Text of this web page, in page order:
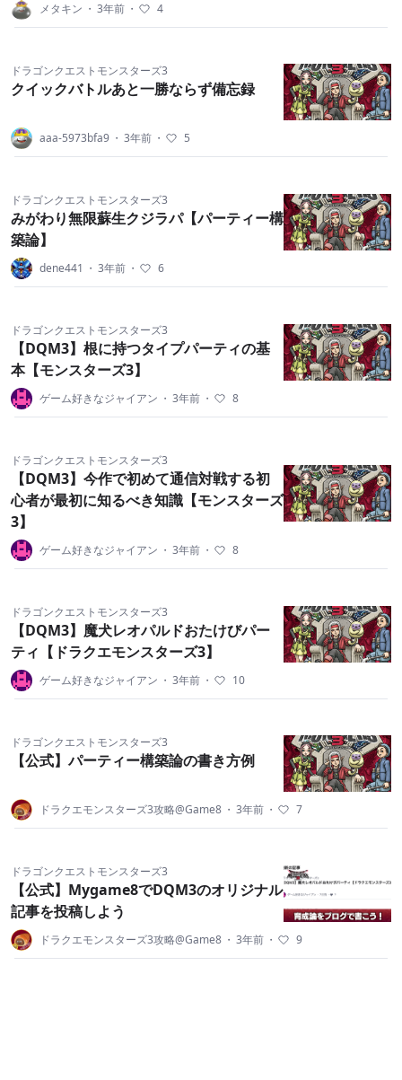
メタキン ・ 3年前 ・ 4
ドラゴンクエストモンスターズ3
クイックバトルあと一勝ならず備忘録
aaa-5973bfa9 ・ 3年前 ・ 5
ドラゴンクエストモンスターズ3
みがわり無限蘇生クジラパ【パーティー構
築論】
dene441 ・ 3年前 ・ 6
ドラゴンクエストモンスターズ3
【DQM3】根に持つタイプパーティの基
本【モンスターズ3】
ゲーム好きなジャイアン ・ 3年前 ・ 8
ドラゴンクエストモンスターズ3
【DQM3】今作で初めて通信対戦する初
心者が最初に知るべき知識【モンスターズ
3】
ゲーム好きなジャイアン ・ 3年前 ・ 8
ドラゴンクエストモンスターズ3
【DQM3】魔犬レオパルドおたけびパー
ティ【ドラクエモンスターズ3】
ゲーム好きなジャイアン ・ 3年前 ・ 10
ドラゴンクエストモンスターズ3
【公式】パーティー構築論の書き方例
ドラクエモンスターズ3攻略@Game8 ・ 3年前 ・ 7
ドラゴンクエストモンスターズ3
【公式】Mygame8でDQM3のオリジナル
記事を投稿しよう
ドラクエモンスターズ3攻略@Game8 ・ 3年前 ・ 9